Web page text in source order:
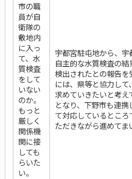
市の職
員が自
衛隊の
敷地内
に入っ
て、水
質検査
をして
いない
のか。
もっと
厳しく
関係機
関に接
しても
らいた
い。
宇都宮駐屯地から、
自主的な水質検査の
検出されたとの報告を
には、県等と協力し
求めていきたいと考え
となり、下野市も連
て対応しているとこ
ただきながら進めてま